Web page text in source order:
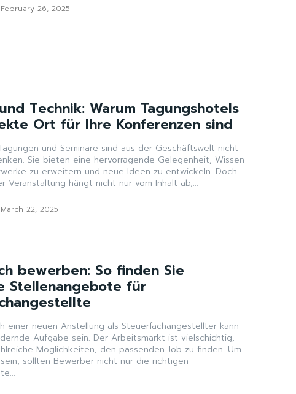
February 26, 2025
Technik: Warum Tagungshotels
Ort für Ihre Konferenzen sind
und Seminare sind aus der Geschäftswelt nicht
Sie bieten eine hervorragende Gelegenheit, Wissen
zu erweitern und neue Ideen zu entwickeln. Doch
Veranstaltung hängt nicht nur vom Inhalt ab,...
March 22, 2025
bewerben: So finden Sie
Stellenangebote für
einer neuen Anstellung als Steuerfachangestellter kann
Aufgabe sein. Der Arbeitsmarkt ist vielschichtig,
Möglichkeiten, den passenden Job zu finden. Um
sollten Bewerber nicht nur die richtigen